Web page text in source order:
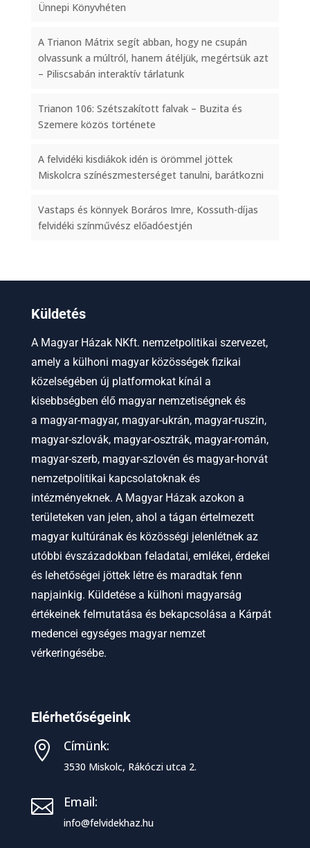
Ünnepi Könyvhéten
A Trianon Mátrix segít abban, hogy ne csupán
olvassunk a múltról, hanem átéljük, megértsük azt
– Piliscsabán interaktív tárlatunk
Trianon 106: Szétszakított falvak – Buzita és
Szemere közös története
A felvidéki kisdiákok idén is örömmel jöttek
Miskolcra színészmesterséget tanulni, barátkozni
Vastaps és könnyek Boráros Imre, Kossuth-díjas
felvidéki színművész előadóestjén
Küldetés
A Magyar Házak NKft. nemzetpolitikai szervezet,
amely a külhoni magyar közösségek fizikai
közelségében új platformokat kínál a
kisebbségben élő magyar nemzetiségnek és
a magyar-magyar, magyar-ukrán, magyar-ruszin,
magyar-szlovák, magyar-osztrák, magyar-román,
magyar-szerb, magyar-szlovén és magyar-horvát
nemzetpolitikai kapcsolatoknak és
intézményeknek. A Magyar Házak azokon a
területeken van jelen, ahol a tágan értelmezett
magyar kultúrának és közösségi jelenlétnek az
utóbbi évszázadokban feladatai, emlékei, érdekei
és lehetőségei jöttek létre és maradtak fenn
napjainkig. Küldetése a külhoni magyarság
értékeinek felmutatása és bekapcsolása a Kárpát
medencei egységes magyar nemzet
vérkeringésébe.
Elérhetőségeink
 Címünk:
3530 Miskolc, Rákóczi utca 2.
 Email:
info@felvidekhaz.hu